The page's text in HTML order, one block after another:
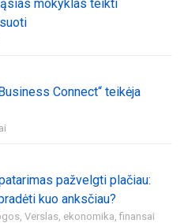
mokyklas teikti
Connect“ teikėja
pažvelgti plačiau:
kuo anksčiau?
Verslas, ekonomika, finansai